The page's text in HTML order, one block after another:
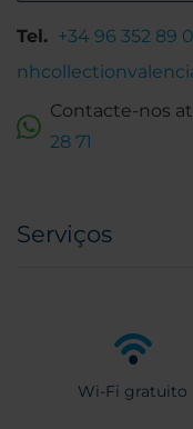
Tel. +34 96 352 89
Contacte-nos
28 71
Serviços
Wi-Fi gratuito